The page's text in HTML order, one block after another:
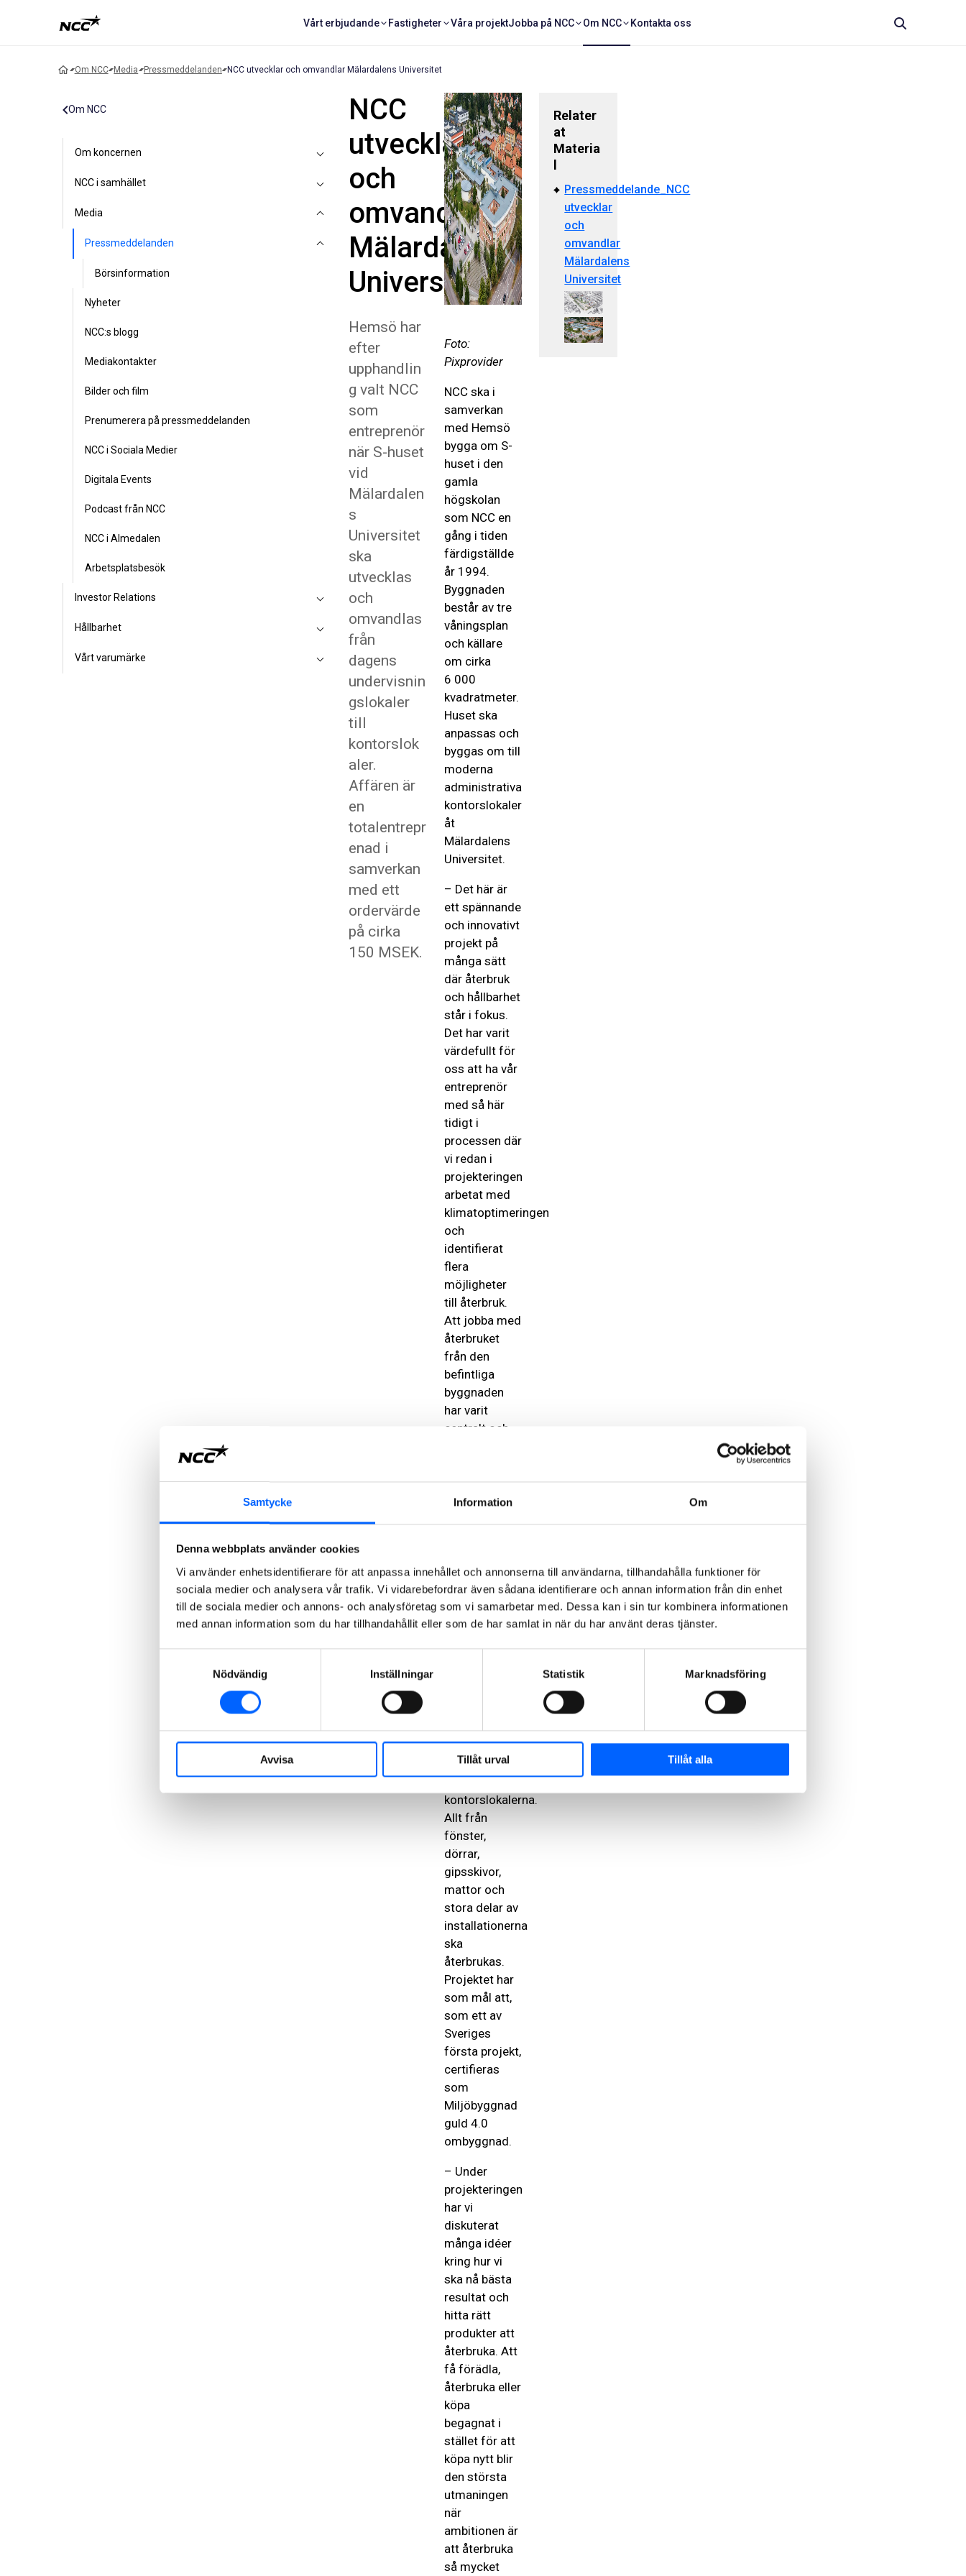
Samtycke Information Om
Denna webbplats använder cookies
Vi använder enhetsidentifierare för att anpassa innehållet och annonserna till användarna, tillhandahålla funktioner för
sociala medier och analysera vår trafik. Vi vidarebefordrar även sådana identifierare och annan information från din enhet
till de sociala medier och annons- och analysföretag som vi samarbetar med. Dessa kan i sin tur kombinera informationen
med annan information som du har tillhandahållit eller som de har samlat in när du har använt deras tjänster.
Nödvändig
Inställningar Statistik Marknadsföring
Avvisa Tillåt urval Tillåt alla
Vårt erbjudande Fastigheter Våra projektJobba på NCC Om NCC Kontakta oss
Om NCC Media Pressmeddelanden NCC utvecklar och omvandlar Mälardalens Universitet
Om NCC
Om koncernen
NCC i samhället
Media
Pressmeddelanden
Börsinformation
Nyheter
NCC:s blogg
Mediakontakter
Bilder och film
Prenumerera på pressmeddelanden
NCC i Sociala Medier
Digitala Events
Podcast från NCC
NCC i Almedalen
Arbetsplatsbesök
Investor Relations
Hållbarhet
Vårt varumärke
NCC
utvecklar
och
omvandlar
Mälardalens
Universitet
Hemsö har
efter
upphandlin
g valt NCC
som
entreprenör
när S-huset
vid
Mälardalen
s
Universitet
ska
utvecklas
och
omvandlas
från
dagens
undervisnin
gslokaler
till
kontorslok
aler.
Affären är
en
totalentrepr
enad i
samverkan
med ett
ordervärde
på cirka
150 MSEK.
Foto:
Pixprovider
NCC ska i
samverkan
med Hemsö
bygga om S-
huset i den
gamla
högskolan
som NCC en
gång i tiden
färdigställde
år 1994.
Byggnaden
består av tre
våningsplan
och källare
om cirka
6 000
kvadratmeter.
Huset ska
anpassas och
byggas om till
moderna
administrativa
kontorslokaler
åt
Mälardalens
Universitet.
– Det här är
ett spännande
och innovativt
projekt på
många sätt
där återbruk
och hållbarhet
står i fokus.
Det har varit
värdefullt för
oss att ha vår
entreprenör
med så här
tidigt i
processen där
vi redan i
projekteringen
arbetat med
klimatoptimeringen
och
identifierat
flera
möjligheter
till återbruk.
Att jobba med
återbruket
från den
befintliga
byggnaden
har varit
centralt och
gemensamt
förverkliga
projektchef
på Hemsö.
Projektet har
produkter
kommer
återbrukas i
de nya
kontorslokalerna.
Allt från
fönster,
dörrar,
gipsskivor,
mattor och
stora delar av
installationerna
ska
återbrukas.
Projektet har
som mål att,
som ett av
Sveriges
första projekt,
certifieras
som
Miljöbyggnad
guld 4.0
ombyggnad.
– Under
projekteringen
har vi
diskuterat
många idéer
kring hur vi
ska nå bästa
resultat och
hitta rätt
produkter att
återbruka. Att
få förädla,
återbruka eller
köpa
begagnat i
stället för att
köpa nytt blir
den största
utmaningen
när
ambitionen är
att återbruka
så mycket
Relater
at
Materia
Pressmeddelande_NCC
utvecklar
och
omvandlar
Mälardalens
Universitet